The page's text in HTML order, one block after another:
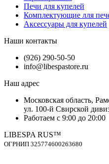
Печи для купелей
Комплектующие лля
Аксессуары для купелей
Наши контакты
(926) 290-50-50
info@libespastore.ru
Наш адрес
Mосковская область,
ул. 100-й Свирской
Работаем с 9:00 до 20:00
LIBESPA RUS™
OГPНИП 325774600263680